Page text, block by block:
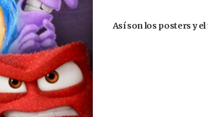
Así son los posters y